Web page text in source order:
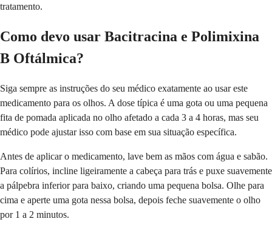
tratamento.
Como devo usar Bacitracina e Polimixina
B Oftálmica?
Siga sempre as instruções do seu médico exatamente ao usar este
medicamento para os olhos. A dose típica é uma gota ou uma pequena
fita de pomada aplicada no olho afetado a cada 3 a 4 horas, mas seu
médico pode ajustar isso com base em sua situação específica.
Antes de aplicar o medicamento, lave bem as mãos com água e sabão.
Para colírios, incline ligeiramente a cabeça para trás e puxe suavemente
a pálpebra inferior para baixo, criando uma pequena bolsa. Olhe para
cima e aperte uma gota nessa bolsa, depois feche suavemente o olho
por 1 a 2 minutos.